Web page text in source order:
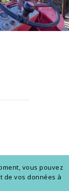
vous pouvez
de vos données à